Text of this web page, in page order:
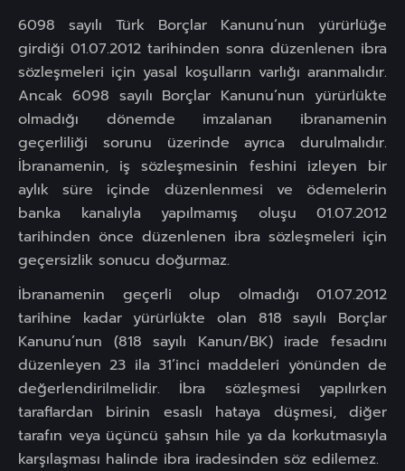
6098 sayılı Türk Borçlar Kanunu’nun yürürlüğe
girdiği 01.07.2012 tarihinden sonra düzenlenen ibra
sözleşmeleri için yasal koşulların varlığı aranmalıdır.
Ancak 6098 sayılı Borçlar Kanunu’nun yürürlükte
olmadığı dönemde imzalanan ibranamenin
geçerliliği sorunu üzerinde ayrıca durulmalıdır.
İbranamenin, iş sözleşmesinin feshini izleyen bir
aylık süre içinde düzenlenmesi ve ödemelerin
banka kanalıyla yapılmamış oluşu 01.07.2012
tarihinden önce düzenlenen ibra sözleşmeleri için
geçersizlik sonucu doğurmaz.
İbranamenin geçerli olup olmadığı 01.07.2012
tarihine kadar yürürlükte olan 818 sayılı Borçlar
Kanunu’nun (818 sayılı Kanun/BK) irade fesadını
düzenleyen 23 ila 31’inci maddeleri yönünden de
değerlendirilmelidir. İbra sözleşmesi yapılırken
taraflardan birinin esaslı hataya düşmesi, diğer
tarafın veya üçüncü şahsın hile ya da korkutmasıyla
karşılaşması halinde ibra iradesinden söz edilemez.